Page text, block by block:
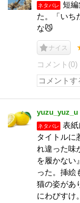
ネタバレ
短編
た。「いち
な😼
ナイス
コメント(0)
yuzu_yuz_u
ネタバレ
表紙
タイトルに
れ違った味
を履かない
った。挿絵
猫の姿があ
にわびすけ